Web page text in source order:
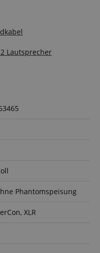
Lautsprecher
Phantomspeisung
XLR